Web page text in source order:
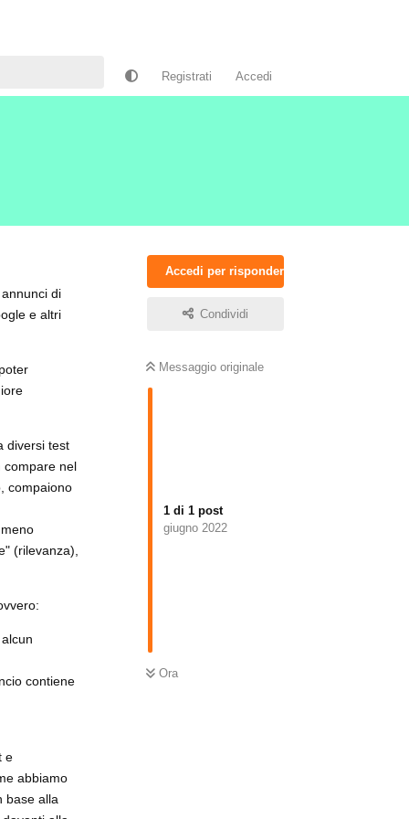
Registrati Accedi
Accedi per rispondere
Condividi
Messaggio originale
1 di 1 post
giugno 2022
Ora
di
e altri
diversi test
compare nel
compaiono
(rilevanza),
contiene
e
abbiamo
base alla